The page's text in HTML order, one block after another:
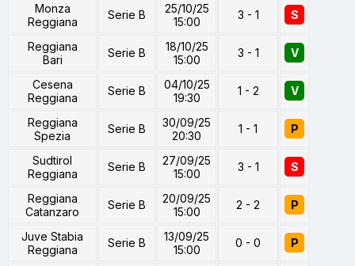
Monza
Reggiana
Serie B
25/10/25
15:00
3 - 1 S
Reggiana
Bari
Serie B
18/10/25
15:00
3 - 1 V
Cesena
Reggiana
Serie B
04/10/25
19:30
1 - 2 V
Reggiana
Spezia
Serie B
30/09/25
20:30
1 - 1 P
Sudtirol
Reggiana
Serie B
27/09/25
15:00
3 - 1 S
Reggiana
Catanzaro
Serie B
20/09/25
15:00
2 - 2 P
Juve Stabia
Reggiana
Serie B
13/09/25
15:00
0 - 0 P